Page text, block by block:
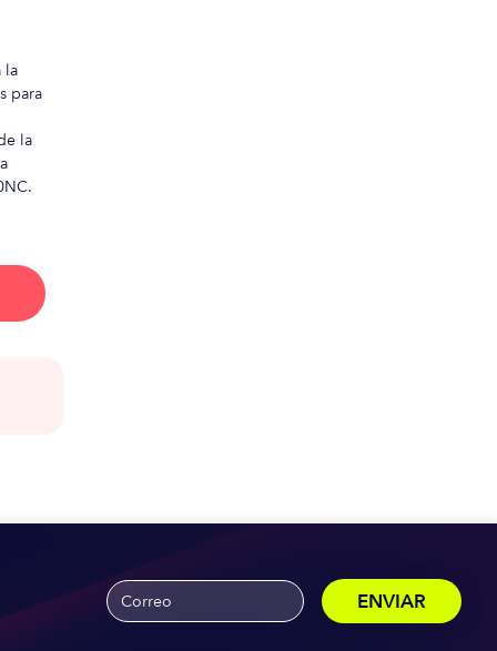
la
para
la